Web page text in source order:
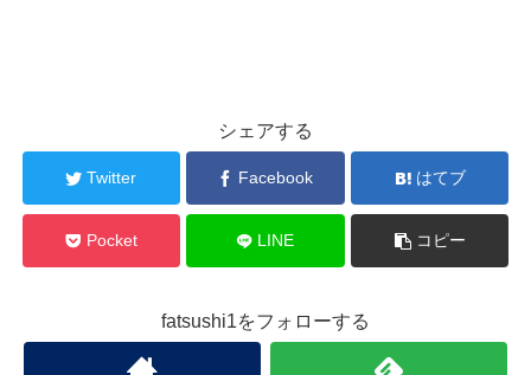
シェアする
Twitter Facebook はてブ
Pocket LINE コピー
fatsushi1をフォローする